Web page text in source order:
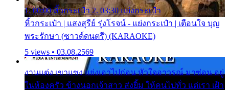
1. 00:00 หิ้วกระเป๋า 2. 03:30 แย่งกระเป๋า
หิ้วกระเป๋า | แสงสุรีย์ รุ่งโรจน์ - แย่งกระเป๋า | เตือนใจ บุญ
พระรักษา (ซาวด์ดนตรี) (KARAOKE)
5 views • 03.08.2569
งานแต่ง เขาแซง แย่งเอาไปก่อน หัวใจอาวรณ์ มาซ่อน อยู่
ในห้องครัว ข้างนอกเจ้าสาว ส่งยิ้ม ให้คนไปทั่ว แต่เรา เฝ้า